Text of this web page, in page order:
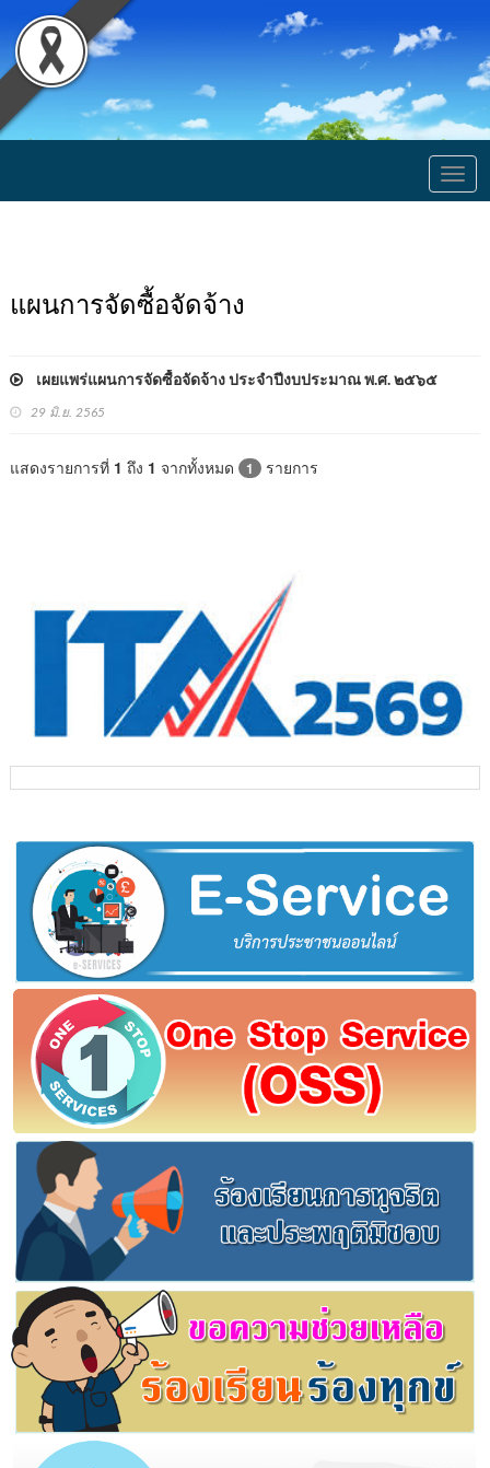
แผนการจัดซื้อจัดจ้าง
เผยแพร่แผนการจัดซื้อจัดจ้าง ประจำปีงบประมาณ พ.ศ. ๒๕๖๕
29 มิ.ย. 2565
แสดงรายการที่ 1 ถึง 1 จากทั้งหมด 1 รายการ